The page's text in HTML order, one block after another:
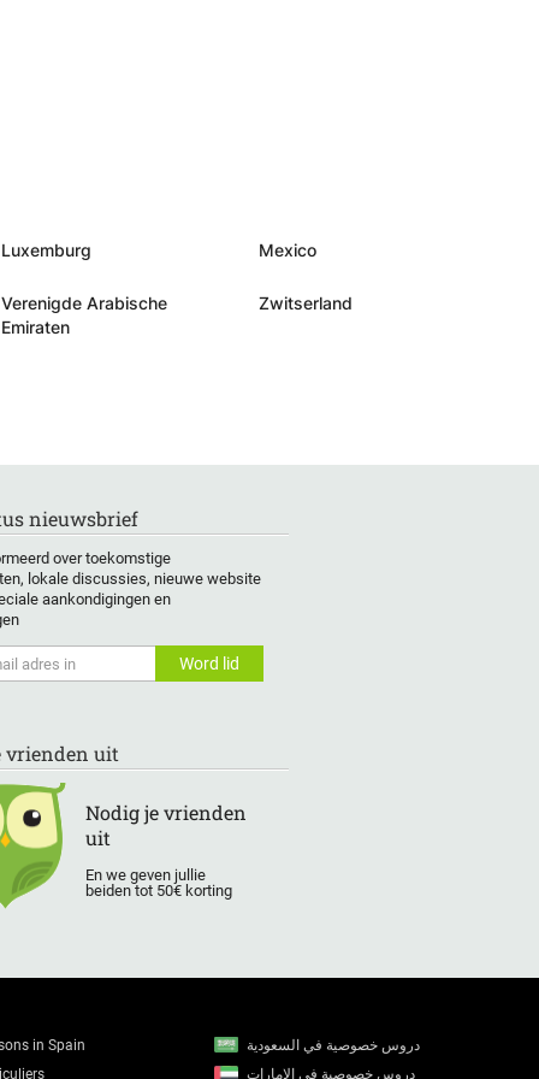
Luxemburg Mexico
Verenigde Arabische
Emiraten
Zwitserland
nieuwsbrief
over toekomstige
lokale discussies, nieuwe website
aankondigingen en
vrienden uit
Nodig je vrienden
uit
En we geven jullie
beiden tot 50€ korting
in Spain
دروس خصوصية في السعودية
دروس خصوصية في الإمارات